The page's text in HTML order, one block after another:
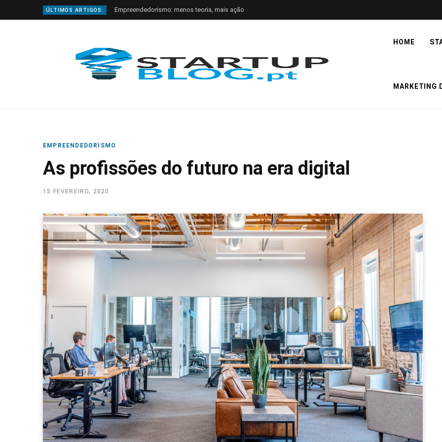
ÚLTIMOS ARTIGOS: Empreendedorismo: menos teoria, mais ação
HOME
MARKETING
EMPREENDEDORISMO
As profissões do futuro na era digital
15 FEVEREIRO, 2020